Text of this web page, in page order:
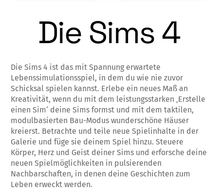
Die Sims 4
Die Sims 4 ist das mit Spannung erwartete
Lebenssimulationsspiel, in dem du wie nie zuvor
Schicksal spielen kannst. Erlebe ein neues Maß an
Kreativität, wenn du mit dem leistungsstarken ‚Erstelle
einen Sim‘ deine Sims formst und mit dem taktilen,
modulbasierten Bau-Modus wunderschöne Häuser
kreierst. Betrachte und teile neue Spielinhalte in der
Galerie und füge sie deinem Spiel hinzu. Steuere
Körper, Herz und Geist deiner Sims und erforsche deine
neuen Spielmöglichkeiten in pulsierenden
Nachbarschaften, in denen deine Geschichten zum
Leben erweckt werden.